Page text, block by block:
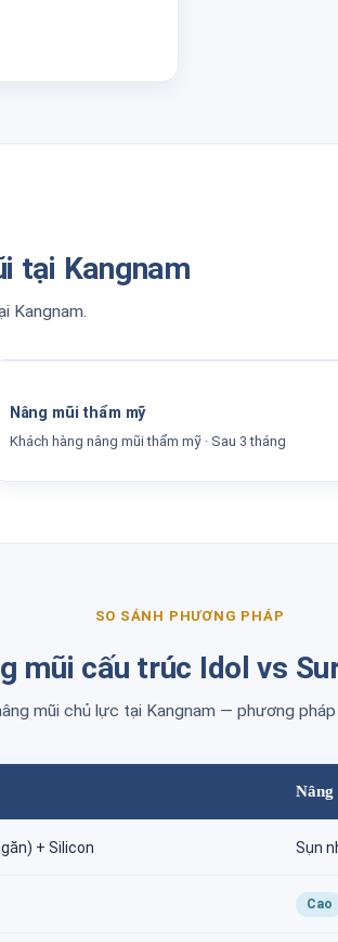
tại Kangnam
Kangnam.
Nâng mũi thẩm mỹ
Khách hàng nâng mũi thẩm mỹ · Sau 3 tháng
SO SÁNH PHƯƠNG PHÁP
mũi cấu trúc Idol vs
mũi chủ lực tại Kangnam — phương
+ Silicon Sụn
Cao